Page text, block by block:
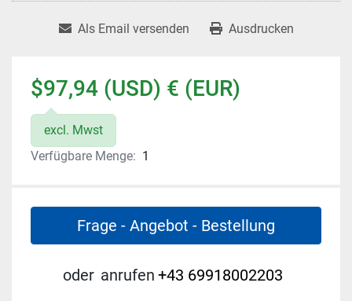
Als Email versenden Ausdrucken
$97,94 (USD) € (EUR)
excl. Mwst
Verfügbare Menge: 1
Frage - Angebot - Bestellung
oder anrufen +43 69918002203